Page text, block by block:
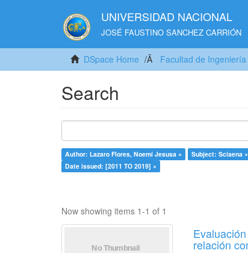
UNIVERSIDAD NACIONAL
JOSÉ FAUSTINO SANCHEZ CARRIÓN
DSpace Home Facultad de
Search
Author: Lazaro Flores, Noemí Jesusa × Subject: Sciaena ×
Date issued: [2011 TO 2019] ×
Now showing items 1-1 of 1
relación